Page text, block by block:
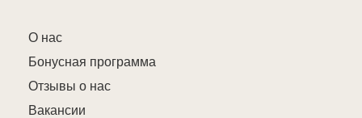
О нас
Бонусная программа
Отзывы о нас
Вакансии